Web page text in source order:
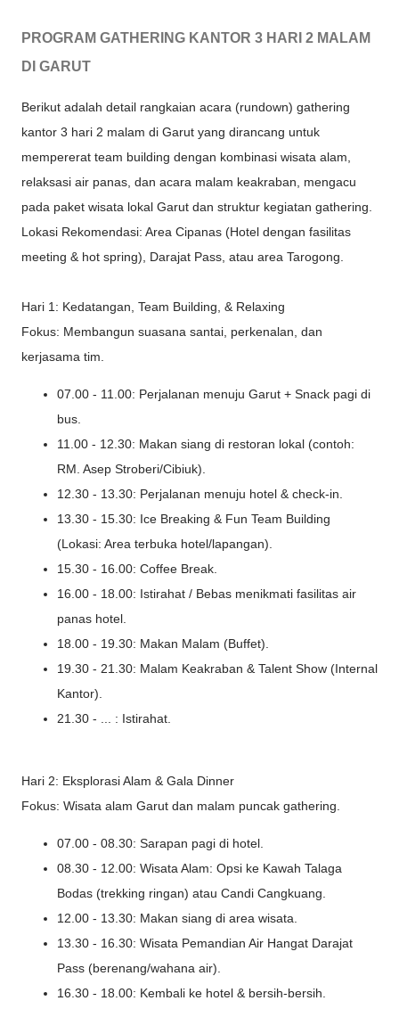
PROGRAM GATHERING KANTOR 3 HARI 2 MALAM
DI GARUT
Berikut adalah detail rangkaian acara (rundown) gathering
kantor 3 hari 2 malam di Garut yang dirancang untuk
mempererat team building dengan kombinasi wisata alam,
relaksasi air panas, dan acara malam keakraban, mengacu
pada paket wisata lokal Garut dan struktur kegiatan gathering.
Lokasi Rekomendasi: Area Cipanas (Hotel dengan fasilitas
meeting & hot spring), Darajat Pass, atau area Tarogong.
Hari 1: Kedatangan, Team Building, & Relaxing
Fokus: Membangun suasana santai, perkenalan, dan
kerjasama tim.
07.00 - 11.00: Perjalanan menuju Garut + Snack pagi di
bus.
11.00 - 12.30: Makan siang di restoran lokal (contoh:
RM. Asep Stroberi/Cibiuk).
12.30 - 13.30: Perjalanan menuju hotel & check-in.
13.30 - 15.30: Ice Breaking & Fun Team Building
(Lokasi: Area terbuka hotel/lapangan).
15.30 - 16.00: Coffee Break.
16.00 - 18.00: Istirahat / Bebas menikmati fasilitas air
panas hotel.
18.00 - 19.30: Makan Malam (Buffet).
19.30 - 21.30: Malam Keakraban & Talent Show (Internal
Kantor).
21.30 - ... : Istirahat.
Hari 2: Eksplorasi Alam & Gala Dinner
Fokus: Wisata alam Garut dan malam puncak gathering.
07.00 - 08.30: Sarapan pagi di hotel.
08.30 - 12.00: Wisata Alam: Opsi ke Kawah Talaga
Bodas (trekking ringan) atau Candi Cangkuang.
12.00 - 13.30: Makan siang di area wisata.
13.30 - 16.30: Wisata Pemandian Air Hangat Darajat
Pass (berenang/wahana air).
16.30 - 18.00: Kembali ke hotel & bersih-bersih.